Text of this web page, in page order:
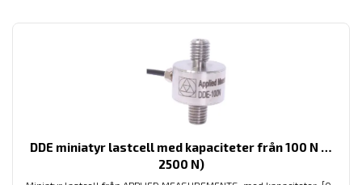
DDE miniatyr lastcell med kapaciteter från 100 N …
2500 N)